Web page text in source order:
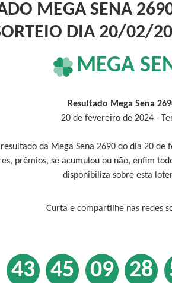
MEGA SENA
DIA 20/02/
MEGA
Resultado Mega Sena
20 de fevereiro de 2024 -
da Mega Sena 2690 do dia 20 de
prêmios, se acumulou ou não, enfim
disponibiliza sobre esta
Curta e compartilhe nas redes
43 45 09 28